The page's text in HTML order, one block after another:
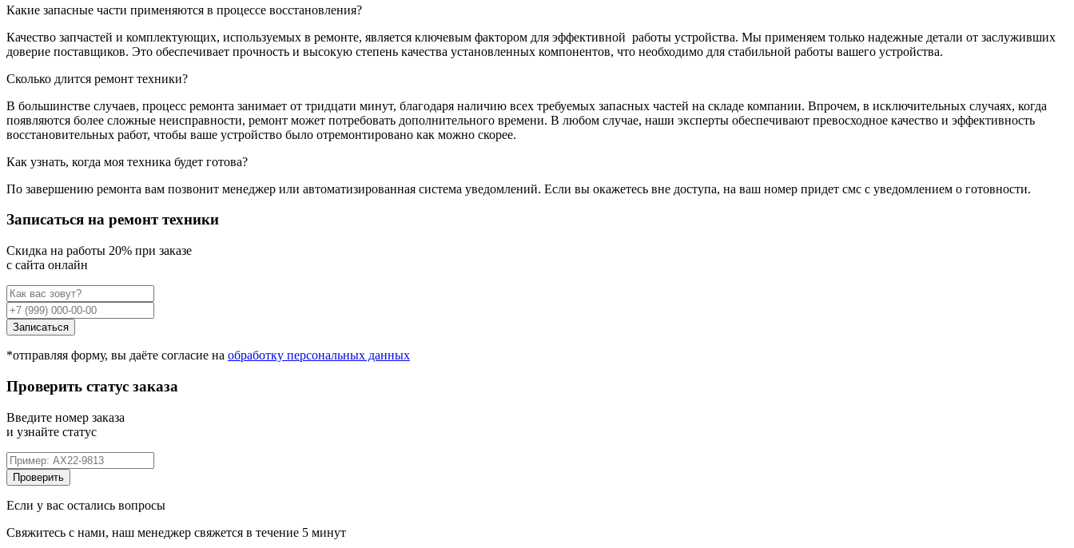
Какие запасные части применяются в процессе восстановления?
Качество запчастей и комплектующих, используемых в ремонте, является ключевым фактором для эффективной работы устройства. Мы применяем только надежные детали от заслуживших
доверие поставщиков. Это обеспечивает прочность и высокую степень качества установленных компонентов, что необходимо для стабильной работы вашего устройства.
Сколько длится ремонт техники?
В большинстве случаев, процесс ремонта занимает от тридцати минут, благодаря наличию всех требуемых запасных частей на складе компании. Впрочем, в исключительных случаях, когда
появляются более сложные неисправности, ремонт может потребовать дополнительного времени. В любом случае, наши эксперты обеспечивают превосходное качество и эффективность
восстановительных работ, чтобы ваше устройство было отремонтировано как можно скорее.
Как узнать, когда моя техника будет готова?
По завершению ремонта вам позвонит менеджер или автоматизированная система уведомлений. Если вы окажетесь вне доступа, на ваш номер придет смс с уведомлением о готовности.
Записаться на ремонт техники
Cкидка на работы 20% при заказе
с сайта онлайн
Записаться
*отправляя форму, вы даёте согласие на обработку персональных данных
Проверить статус заказа
Введите номер заказа
и узнайте статус
Проверить
Если у вас остались вопросы
Свяжитесь с нами, наш менеджер свяжется в течение 5 минут